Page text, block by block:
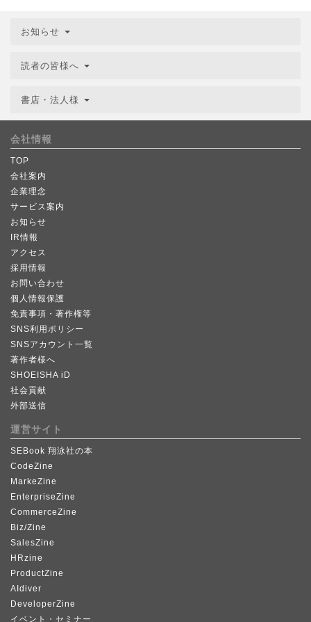
お知らせ
読者の皆様へ
書店・法人様
会社情報
TOP
会社案内
企業理念
サービス案内
お知らせ
IR情報
アクセス
採用情報
お問い合わせ
個人情報保護
免責事項・著作権等
SNS利用ポリシー
SNSアカウント一覧
著作者様へ
SHOEISHA iD
社会貢献
外部送信
運営サイト
SEBook 翔泳社の本
CodeZine
MarkeZine
EnterpriseZine
CommerceZine
Biz/Zine
SalesZine
HRzine
ProductZine
AIdiver
DeveloperZine
イベント・セミナー